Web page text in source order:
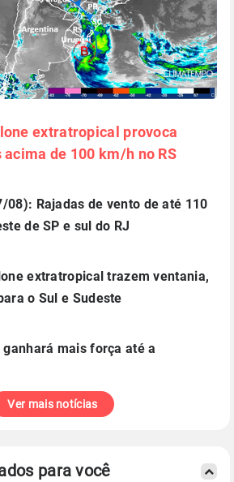
extratropical provoca
de 100 km/h no RS
08): Rajadas de vento de até 110
de SP e sul do RJ
extratropical trazem ventania,
o Sul e Sudeste
mais força até a
Ver mais notícias
para você